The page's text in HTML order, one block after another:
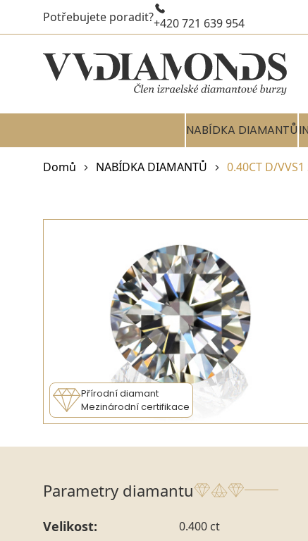
Potřebujete poradit?+420 721 639 954
NABÍDKA DIAMANTŮ
Domů NABÍDKA DIAMANTŮ 0.40CT D/VVS1
Přírodní diamant
Mezinárodní certifikace
Parametry diamantu
Velikost: 0.400 ct